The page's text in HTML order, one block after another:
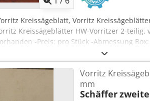
Kreissägeblatt, Vorritz
Kreissägeblätter HW-Vorritzer 2-teilig,
-Preis: pro Stück -Abmessung
Vorritz
mm
Schäffer